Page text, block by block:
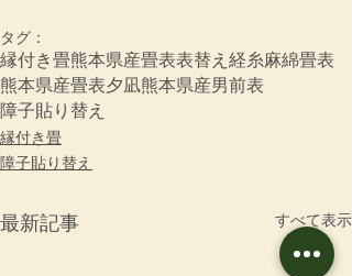
タグ：
縁付き畳熊本県産畳表表替え経糸麻綿畳表
熊本県産畳表夕凪熊本県産男前表
障子貼り替え
縁付き畳
障子貼り替え
最新記事 すべて表示